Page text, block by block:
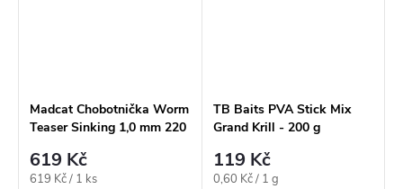
Madcat Chobotnička Worm
Teaser Sinking 1,0 mm 220
619 Kč
Měrná
619 Kč / 1 ks
TB Baits PVA Stick Mix
Grand Krill - 200 g
119 Kč
Měrná
0,60 Kč / 1 g